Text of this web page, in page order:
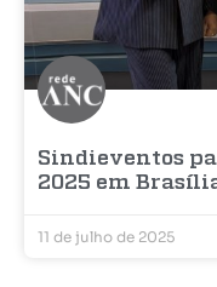
Sindieventos
2025 em
11 de julho de 2025